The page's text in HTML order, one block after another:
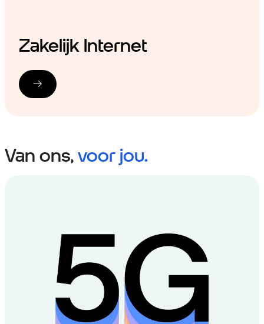
Zakelijk Internet
Van ons,voor jou.